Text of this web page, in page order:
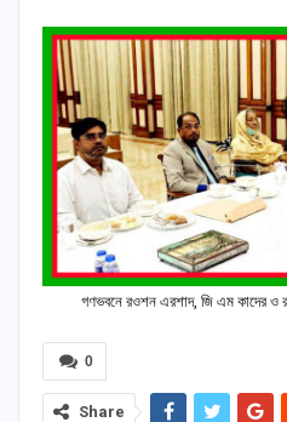
গণভবনে রওশন এরশাদ, জি এম কাদের ও
0
Share